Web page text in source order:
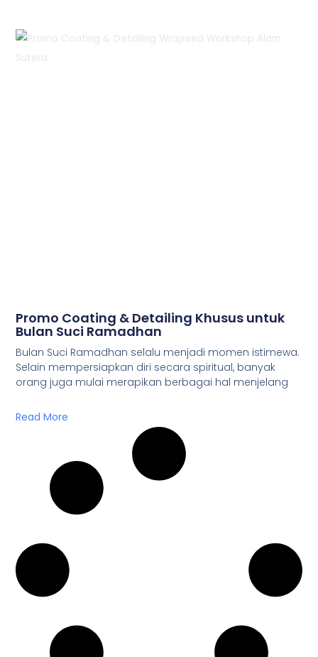
Promo Coating & Detailing Khusus untuk
Bulan Suci Ramadhan
Bulan Suci Ramadhan selalu menjadi momen istimewa.
Selain mempersiapkan diri secara spiritual, banyak
orang juga mulai merapikan berbagai hal menjelang
Read More